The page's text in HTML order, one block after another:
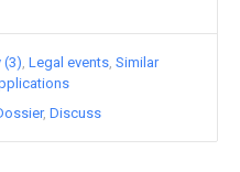
(3) Legal events Similar
Discuss